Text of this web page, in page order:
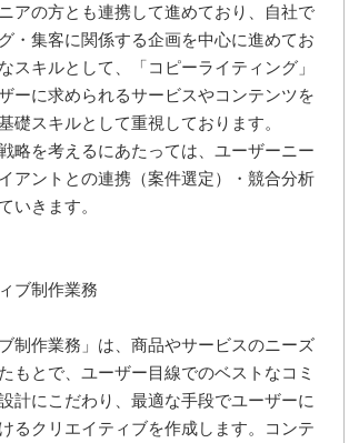
アの方とも連携して進めており、自社で
・集客に関係する企画を中心に進めてお
スキルとして、「コピーライティング」
ーに求められるサービスやコンテンツを
礎スキルとして重視しております。
略を考えるにあたっては、ユーザーニー
アントとの連携（案件選定）・競合分析
いきます。
ブ制作業務
制作業務」は、商品やサービスのニーズ
もとで、ユーザー目線でのベストなコミ
計にこだわり、最適な手段でユーザーに
るクリエイティブを作成します。コンテ